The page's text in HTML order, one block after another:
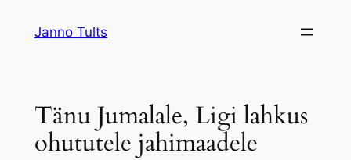
Janno Tults
Tänu Jumalale, Ligi lahkus
ohututele jahimaadele